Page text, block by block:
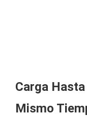
Carga
Mismo